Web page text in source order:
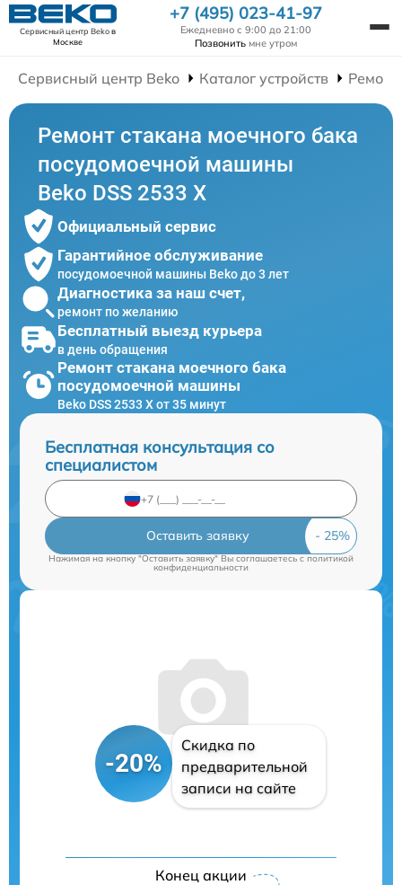
Сервисный центр Bekoв
Москве
+7 (495) 023-41-97
Ежедневно с 9:00 до 21:00
Позвонить мне утром
Сервисный центр Beko Каталог устройств
Ремонт стакана моечного бака
посудомоечной машины
Beko DSS 2533 X
Официальный сервис
Гарантийное обслуживание
посудомоечной машины Beko до 3 лет
Диагностика за наш счет,
ремонт по желанию
Бесплатный выезд курьера
в день обращения
Ремонт стакана моечного бака
посудомоечной машины
Beko DSS 2533 X от 35 минут
Бесплатная консультация со
специалистом
Оставить заявку
Нажимая на кнопку "Оставить заявку" Вы соглашаетесь cполитикой
конфиденциальности
-20%
Скидка по
предварительной
записи на сайте
Конец акции